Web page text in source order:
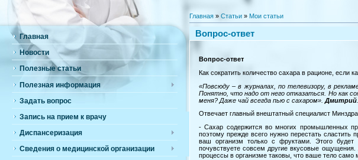
Главная
Новости
Полезные статьи
Полезная информация
Задать вопрос
Запись на прием к врачу
Диспансеризация
Сведения о медицинской организации
Главная » Статьи » Мои статьи
Вопрос-ответ
Вопрос-ответ
Как сократить количество сахара в рационе, если
«Повсюду – в журналах, по телевизору, в
Понятно, что надо от него отказаться. Но как
меня? Даже чай всегда пью с сахаром». Дмитрий
Отвечает главный внештатный специалист
- Сахар содержится во многих промышленных
поэтому прежде всего нужно перестать
ваш организм только с фруктами. Этого
почувствуете совсем другие вкусовые
процессы в организме таковы, что ваше тело само